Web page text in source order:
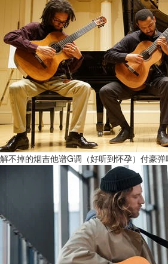
解不掉的烟吉他谱G调（好听到怀孕）付豪